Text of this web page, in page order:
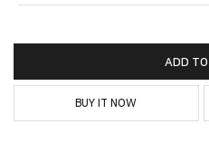
ADD
BUY IT NOW